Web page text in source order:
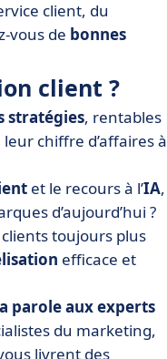
client, du
vous de bonnes
client ?
stratégies, rentables
chiffre d’affaires à
et le recours à l’IA,
d’aujourd’hui ?
toujours plus
efficace et
parole aux experts
du marketing,
livrent des